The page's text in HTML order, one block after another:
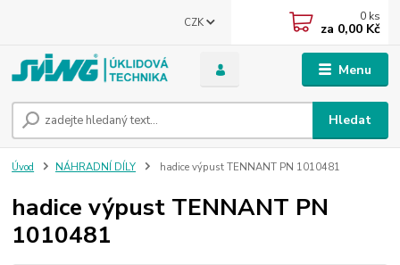
Menu
CZK
Hledat
0 ks
za 0,00 Kč
Úvod NÁHRADNÍ DÍLY hadice výpust TENNANT PN 1010481
hadice výpust TENNANT PN
1010481